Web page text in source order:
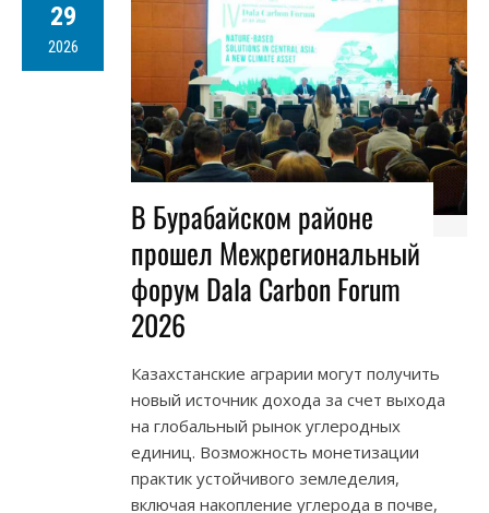
29
2026
В Бурабайском районе
прошел Межрегиональный
форум Dala Carbon Forum
2026
Казахстанские аграрии могут получить
новый источник дохода за счет выхода
на глобальный рынок углеродных
единиц. Возможность монетизации
практик устойчивого земледелия,
включая накопление углерода в почве,